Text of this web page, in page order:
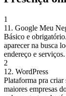
1
11. Google Meu
Básico e
aparecer na busca
endereço e
2
12. WordPress
Plataforma pra criar
maiores empresas